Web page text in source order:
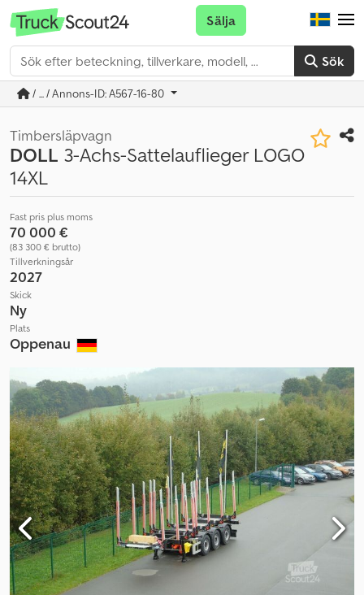
Sök
Sälja
/ ... / Annons-ID: A567-16-80
Timbersläpvagn
DOLL 3-Achs-Sattelauflieger LOGO
14XL
Fast pris plus moms
70 000 €
(83 300 € brutto)
Tillverkningsår
2027
Skick
Ny
Plats
Oppenau